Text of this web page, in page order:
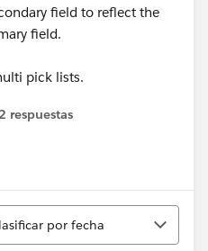
field to reflect the
field.
pick lists.
respuestas
por fecha